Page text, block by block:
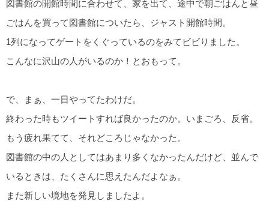
図書館の開館時間に合わせて、家を出て、途中で朝ごはんと昼
ごはんを買って図書館についたら、ジャスト開館時間。
1列になってゲートをくぐっているのをみてビビりました。
こんなに沢山の人がいるのか！とおもって。
で、まぁ、一日やってたわけだ。
終わった時もツイートすれば良かったのか。いまごろ、反省。
もう疲れ果てて、それどころじゃなかった。
図書館の中の人としてはあまり多くなかったんだけど、並んで
いるときは、たくさんに思えたんだよなぁ。
また新しい境地を発見しましたよ。